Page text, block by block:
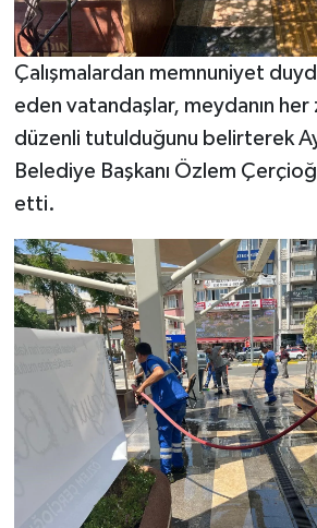
Çalışmalardan memnuniyet
eden vatandaşlar, meydanın
düzenli tutulduğunu belirterek
Belediye Başkanı Özlem
etti.